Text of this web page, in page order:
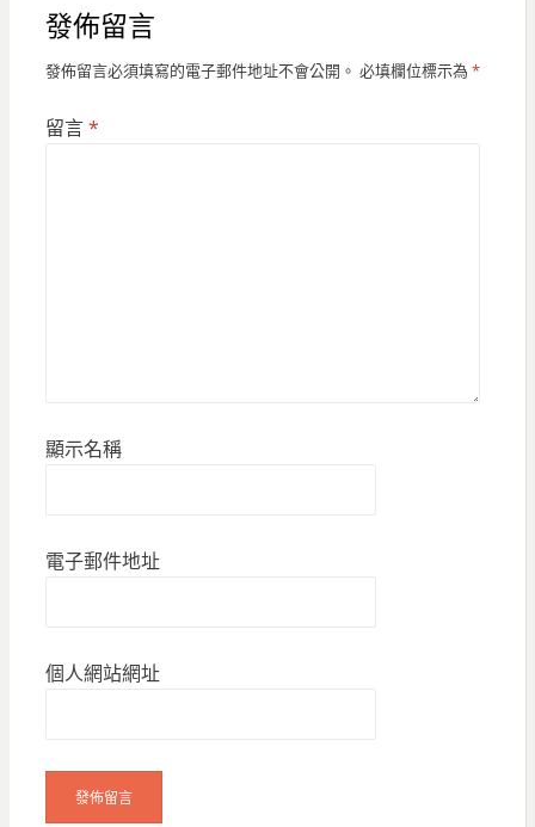
發佈留言
發佈留言必須填寫的電子郵件地址不會公開。 必填欄位標示為 *
留言*
顯示名稱
電子郵件地址
個人網站網址